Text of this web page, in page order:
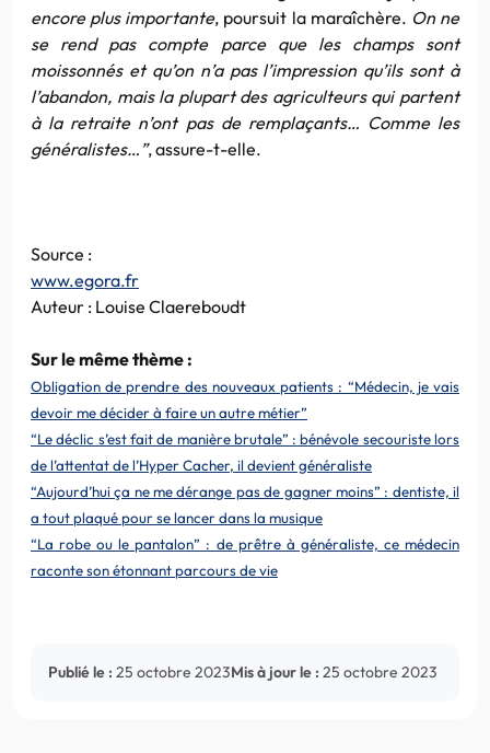
encore plus importante, poursuit la maraîchère. On ne
se rend pas compte parce que les champs sont
moissonnés et qu’on n’a pas l’impression qu’ils sont à
l’abandon, mais la plupart des agriculteurs qui partent
à la retraite n’ont pas de remplaçants… Comme les
généralistes…”, assure-t-elle.
Source :
www.egora.fr
Auteur : Louise Claereboudt
Sur le même thème :
Obligation de prendre des nouveaux patients : “Médecin, je vais
devoir me décider à faire un autre métier”
“Le déclic s’est fait de manière brutale” : bénévole secouriste lors
de l’attentat de l’Hyper Cacher, il devient généraliste
“Aujourd’hui ça ne me dérange pas de gagner moins” : dentiste, il
a tout plaqué pour se lancer dans la musique
“La robe ou le pantalon” : de prêtre à généraliste, ce médecin
raconte son étonnant parcours de vie
Publié le : 25 octobre 2023Mis à jour le : 25 octobre 2023